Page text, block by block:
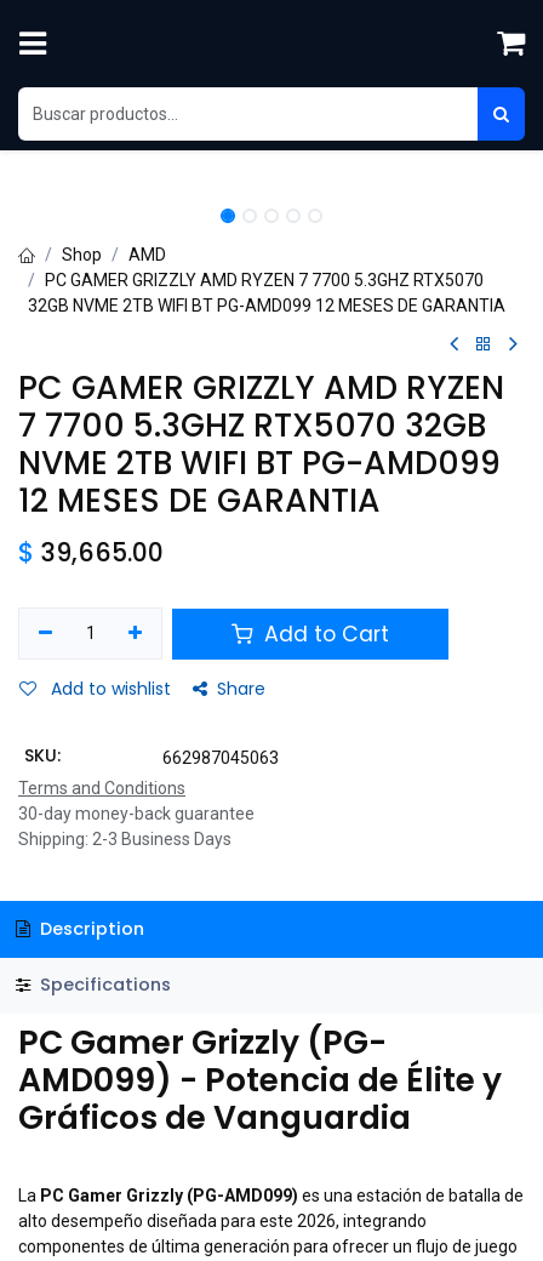
Shop
AMD
PC GAMER GRIZZLY AMD RYZEN 7 7700 5.3GHZ RTX5070
32GB NVME 2TB WIFI BT PG-AMD099 12 MESES DE GARANTIA
PC GAMER GRIZZLY AMD RYZEN
7 7700 5.3GHZ RTX5070 32GB
NVME 2TB WIFI BT PG-AMD099
12 MESES DE GARANTIA
$ 39,665.00
Add to Cart
Add to wishlist Share
SKU:
662987045063
Terms and Conditions
30-day money-back guarantee
Shipping: 2-3 Business Days
Description
Specifications
PC Gamer Grizzly (PG-
AMD099) - Potencia de Élite y
Gráficos de Vanguardia
La PC Gamer Grizzly (PG-AMD099) es una estación de batalla de
alto desempeño diseñada para este 2026, integrando
componentes de última generación para ofrecer un flujo de juego